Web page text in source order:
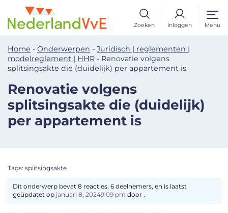
Zoeken Inloggen Menu
Home - Onderwerpen - Juridisch | reglementen |
modelreglement | HHR - Renovatie volgens
splitsingsakte die (duidelijk) per appartement is
Renovatie volgens
splitsingsakte die (duidelijk)
per appartement is
Tags: splitsingsakte
Dit onderwerp bevat 8 reacties, 6 deelnemers, en is laatst
geüpdatet op januari 8, 20249:09 pm door .